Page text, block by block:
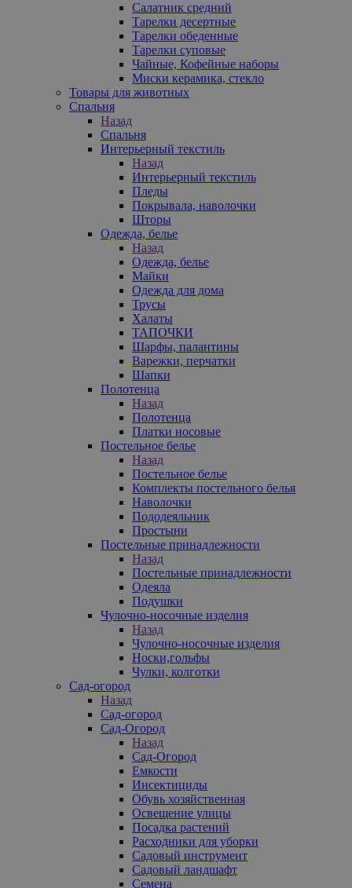
Салатник средний
Тарелки десертные
Тарелки обеденные
Тарелки суповые
Чайные, Кофейные наборы
Миски керамика, стекло
Товары для животных
Спальня
Назад
Спальня
Интерьерный текстиль
Назад
Интерьерный текстиль
Пледы
Покрывала, наволочки
Шторы
Одежда, белье
Назад
Одежда, белье
Майки
Одежда для дома
Трусы
Халаты
ТАПОЧКИ
Шарфы, палантины
Варежки, перчатки
Шапки
Полотенца
Назад
Полотенца
Платки носовые
Постельное белье
Назад
Постельное белье
Комплекты постельного белья
Наволочки
Пододеяльник
Простыни
Постельные принадлежности
Назад
Постельные принадлежности
Одеяла
Подушки
Чулочно-носочные изделия
Назад
Чулочно-носочные изделия
Носки,гольфы
Чулки, колготки
Сад-огород
Назад
Сад-огород
Сад-Огород
Назад
Сад-Огород
Емкости
Инсектициды
Обувь хозяйственная
Освещение улицы
Посадка растений
Расходники для уборки
Садовый инструмент
Садовый ландшафт
Семена